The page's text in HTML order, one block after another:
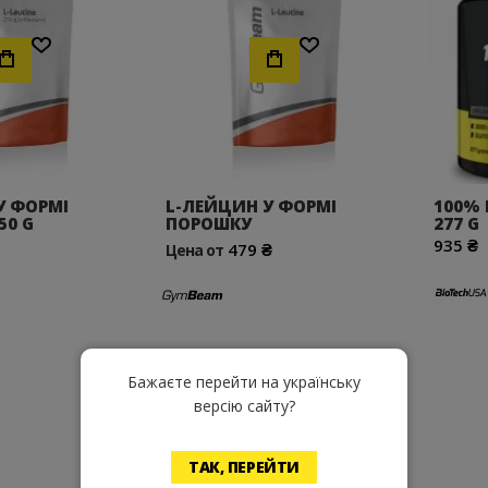
Хочу!
ФОРМІ
G
Хочу!
L-ЛЕЙЦИН У ФОРМІ
ПОРОШКУ
Цена от 479 ₴
100%
277 G
935 ₴
Бажаєте перейти на українську
версію сайту?
ТАК, ПЕРЕЙТИ